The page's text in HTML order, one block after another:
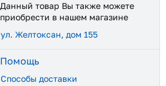
Данный товар Вы также можете
приобрести в нашем магазине
ул. Желтоксан, дом 155
Помощь
Способы доставки